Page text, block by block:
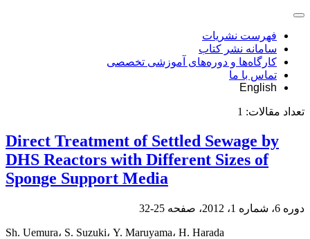
فهرست نشریات
سامانه نشر کتاب
کارگاه‌ها و دوره‌های آموزشی تخصصی
تماس با ما
English
تعداد مقالات: 1
Direct Treatment of Settled Sewage by
DHS Reactors with Different Sizes of
Sponge Support Media
دوره 6، شماره 1، 2012، صفحه 25-32
Sh. Uemura، S. Suzuki، Y. Maruyama، H. Harada